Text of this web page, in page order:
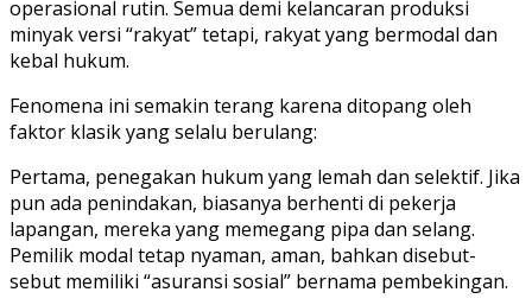
operasional rutin. Semua demi kelancaran produksi
minyak versi “rakyat” tetapi, rakyat yang bermodal dan
kebal hukum.
Fenomena ini semakin terang karena ditopang oleh
faktor klasik yang selalu berulang:
Pertama, penegakan hukum yang lemah dan selektif. Jika
pun ada penindakan, biasanya berhenti di pekerja
lapangan, mereka yang memegang pipa dan selang.
Pemilik modal tetap nyaman, aman, bahkan disebut-
sebut memiliki “asuransi sosial” bernama pembekingan.